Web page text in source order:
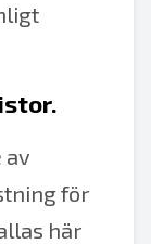
av
för
här